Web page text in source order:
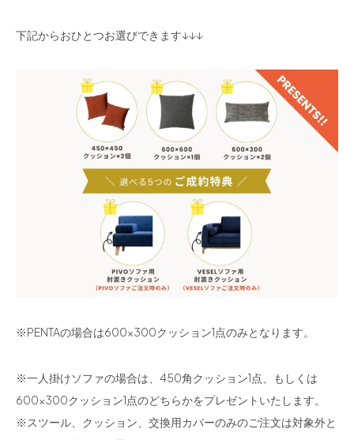
下記からおひとつお選びできます↓↓↓
※PENTAの場合は600×300クッション1点のみとなります。
※一人掛けソファの場合は、450角クッション1点、もしくは
600×300クッション1点のどちらかをプレゼントいたします。
※スツール、クッション、交換用カバーのみのご注文は対象外と